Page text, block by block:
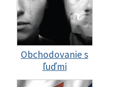
Obchodovanie s
ľuďmi